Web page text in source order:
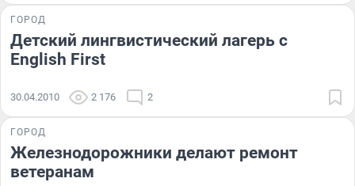
ГОРОД
Детский лингвистический лагерь с
English First
30.04.2010 2 176 2
ГОРОД
Железнодорожники делают ремонт
ветеранам